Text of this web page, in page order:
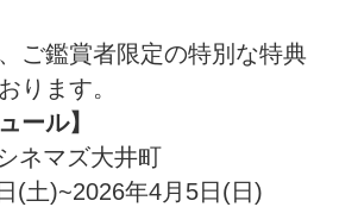
ご鑑賞者限定の特別な特典
ります。
ール】
ネマズ大井町
(土)~2026年4月5日(日)